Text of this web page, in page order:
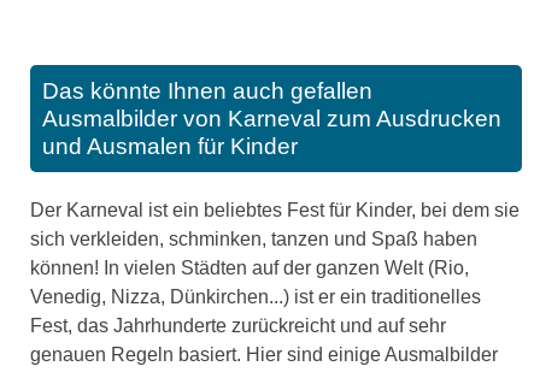
Das könnte Ihnen auch gefallen
Ausmalbilder von Karneval zum Ausdrucken
und Ausmalen für Kinder
Der Karneval ist ein beliebtes Fest für Kinder, bei dem sie
sich verkleiden, schminken, tanzen und Spaß haben
können! In vielen Städten auf der ganzen Welt (Rio,
Venedig, Nizza, Dünkirchen...) ist er ein traditionelles
Fest, das Jahrhunderte zurückreicht und auf sehr
genauen Regeln basiert. Hier sind einige Ausmalbilder